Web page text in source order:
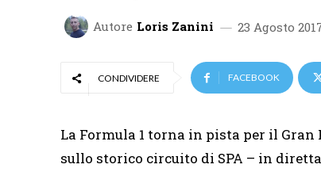
Autore Loris Zanini 23 Agosto
CONDIVIDERE FACEBOOK
La Formula 1 torna in pista per il Gran
sullo storico circuito di SPA – in